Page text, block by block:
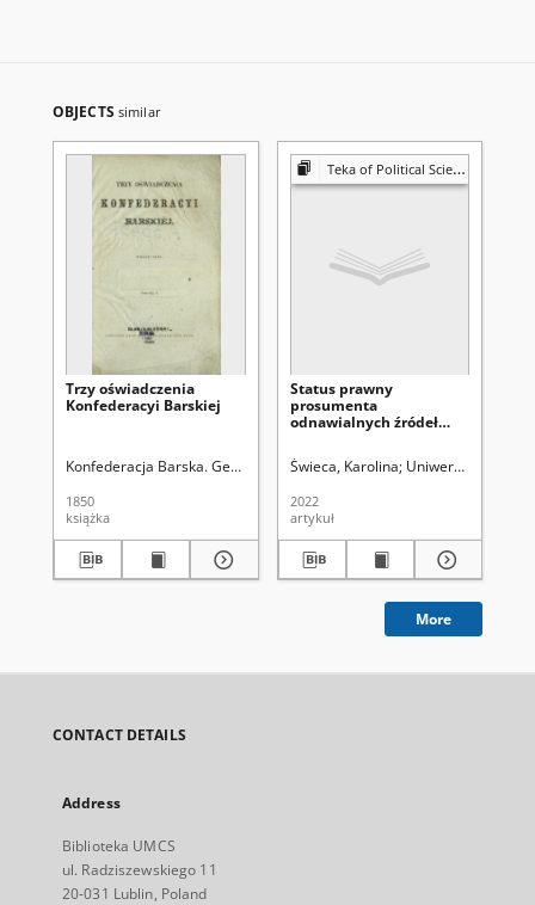
OBJECTS similar
Trzy oświadczenia
Konfederacyi Barskiej
Konfederacja Barska. Generalność
1850
książka
Teka of Political Science and International Relations
Status prawny
prosumenta
odnawialnych źródeł
aspektach prawa
krajowego oraz prawa
Europejskiej na
przykładze Dyrektywy
Parlamentu Unii
Europejskiej i Rady (UE)
2018/2001 z dnia 11
sprawie promowania
stosowania energii ze
źródeł odnawialnych
Świeca, Karolina Uniwersytet Marii
2022
artykuł
More
CONTACT DETAILS
Address
Biblioteka UMCS
ul. Radziszewskiego 11
20-031 Lublin, Poland